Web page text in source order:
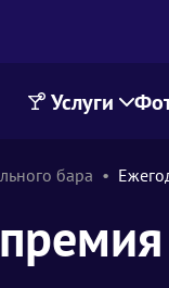
Услуги
бара